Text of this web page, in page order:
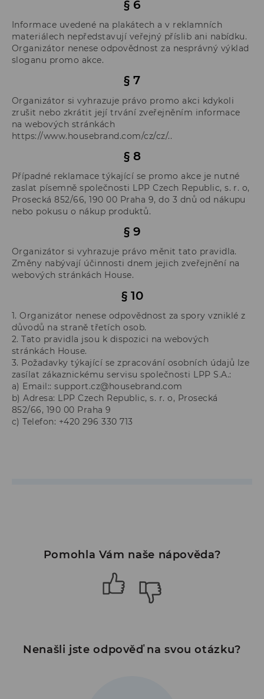
§ 6
Informace uvedené na plakátech a v reklamních
materiálech nepředstavují veřejný příslib ani nabídku.
Organizátor nenese odpovědnost za nesprávný výklad
sloganu promo akce.
§ 7
Organizátor si vyhrazuje právo promo akci kdykoli
zrušit nebo zkrátit její trvání zveřejněním informace
na webových stránkách
https://www.housebrand.com/cz/cz/..
§ 8
Případné reklamace týkající se promo akce je nutné
zaslat písemně společnosti LPP Czech Republic, s. r. o,
Prosecká 852/66, 190 00 Praha 9, do 3 dnů od nákupu
nebo pokusu o nákup produktů.
§ 9
Organizátor si vyhrazuje právo měnit tato pravidla.
Změny nabývají účinnosti dnem jejich zveřejnění na
webových stránkách House.
§ 10
1. Organizátor nenese odpovědnost za spory vzniklé z
důvodů na straně třetích osob.
2. Tato pravidla jsou k dispozici na webových
stránkách House.
3. Požadavky týkající se zpracování osobních údajů lze
zasílat zákaznickému servisu společnosti LPP S.A.:
a) Email:: support.cz@housebrand.com
b) Adresa: LPP Czech Republic, s. r. o, Prosecká
852/66, 190 00 Praha 9
c) Telefon: +420 296 330 713
Pomohla Vám naše nápověda?
Nenašli jste odpověď na svou otázku?